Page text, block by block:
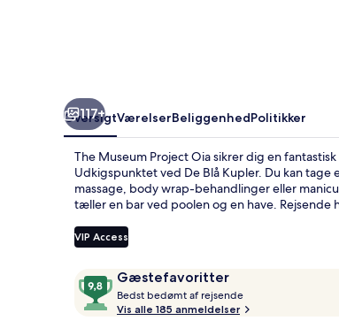
117+
OversigtVærelserBeliggenhedPolitikker
The Museum Project Oia sikrer dig en
Udkigspunktet ved De Blå Kupler. Du kan
massage, body wrap-behandlinger eller
tæller en bar ved poolen og en have.
VIP Access
AnmeldelserGæstefavoritter
9,8
ud
af
Bedst bedømt af rejsende
e
Vis alle 185 anmeldelser